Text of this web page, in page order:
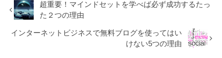
超重要！マインドセットを学べば必ず成功するたっ
た２つの理由
インターネットビジネスで無料ブログを使ってはい
けない5つの理由